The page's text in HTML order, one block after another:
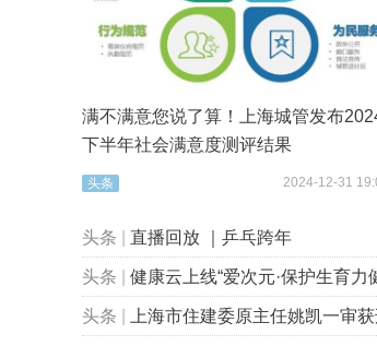
满不满意您说了算！上海城管发布
下半年社会满意度测评结果
头条 2024-12-31
头条 直播回放 ｜乒乓跨年
头条 健康云上线“爱次元·保护生育力健康专
头条 上海市住建委原主任姚凯一审